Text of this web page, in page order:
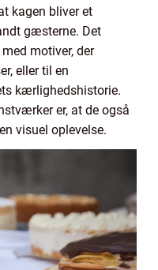
kagen bliver et
gæsterne. Det
motiver, der
eller til en
kærlighedshistorie.
er, at de også
visuel oplevelse.